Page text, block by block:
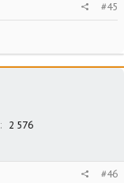
#45
2 576
#46